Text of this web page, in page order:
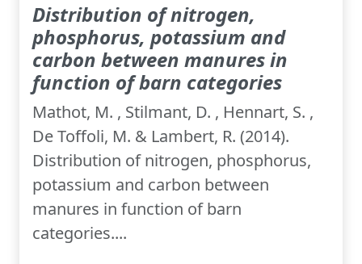
Distribution of nitrogen,
phosphorus, potassium and
carbon between manures in
function of barn categories
Mathot, M. , Stilmant, D. , Hennart, S. ,
De Toffoli, M. & Lambert, R. (2014).
Distribution of nitrogen, phosphorus,
potassium and carbon between
manures in function of barn
categories....